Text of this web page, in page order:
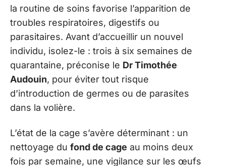
la routine de soins favorise l’apparition de
troubles respiratoires, digestifs ou
parasitaires. Avant d’accueillir un nouvel
individu, isolez-le : trois à six semaines de
quarantaine, préconise le Dr Timothée
Audouin, pour éviter tout risque
d’introduction de germes ou de parasites
dans la volière.
L’état de la cage s’avère déterminant : un
nettoyage du fond de cage au moins deux
fois par semaine, une vigilance sur les œufs